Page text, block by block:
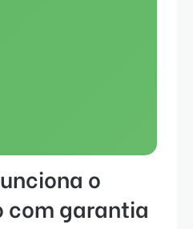
o
com garantia